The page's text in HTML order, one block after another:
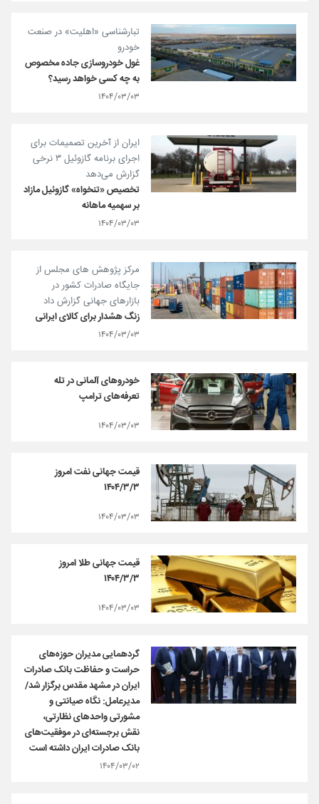
تبارشناسی «اهلیت» در صنعت
خودرو
غول خودروسازی جاده مخصوص
به چه کسی خواهد رسید؟
۱۴۰۴/۰۳/۰۳
ایران از آخرین تصمیمات برای
اجرای برنامه گازوئیل ۳ نرخی
گزارش می‌دهد
تخصیص «تنخواه» گازوئیل مازاد
بر سهمیه ماهانه
۱۴۰۴/۰۳/۰۳
مرکز پژوهش های مجلس از
جایگاه صادرات کشور در
بازارهای جهانی گزارش داد
زنگ هشدار برای کالای ایرانی
۱۴۰۴/۰۳/۰۳
خودروهای آلمانی در تله
تعرفه‌های ترامپ
۱۴۰۴/۰۳/۰۳
قیمت جهانی نفت امروز
۱۴۰۴/۳/۳
۱۴۰۴/۰۳/۰۳
قیمت جهانی طلا امروز
۱۴۰۴/۳/۳
۱۴۰۴/۰۳/۰۳
گردهمایی مدیران حوزه‌های
حراست و حفاظت بانک صادرات
ایران در مشهد مقدس برگزار شد/​
مدیرعامل: نگاه صیانتی​​ و
مشورتی واحد‌های نظارتی،
نقش برجسته‌ای در موفقیت‌های
بانک صادرات ایران داشته است
۱۴۰۴/۰۳/۰۲